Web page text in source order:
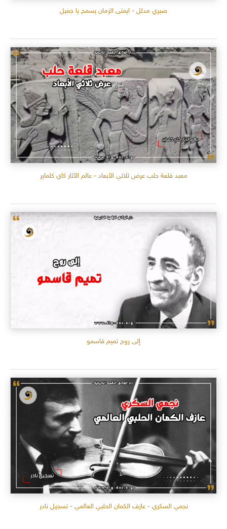
صبري مدلل - ايمتى الزمان يسمح يا جميل
معبد قلعة حلب عرض ثلاثي الأبعاد - عالم الآثار كاي كلماير
إلى روح تميم قاسمو
نجمي السكري - عازف الكمان الحلبي العالمي - تسجيل نادر